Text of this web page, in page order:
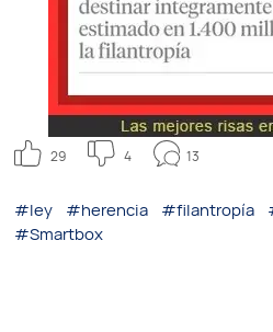
29 4 13
#ley #herencia #filantropía
#Smartbox